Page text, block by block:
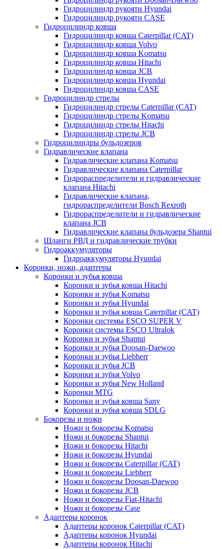
Гидроцилиндр рукояти Hyundai
Гидроцилиндр рукояти CASE
Гидроцилиндр ковша
Гидроцилиндр ковша Caterpillar (CAT)
Гидроцилиндр ковша Volvo
Гидроцилиндр ковша Komatsu
Гидроцилиндр ковша Hitachi
Гидроцилиндр ковша JCB
Гидроцилиндр ковша Hyundai
Гидроцилиндр ковша CASE
Гидроцилиндр стрелы
Гидроцилиндр стрелы Caterpillar (CAT)
Гидроцилиндр стрелы Komatsu
Гидроцилиндр стрелы Hitachi
Гидроцилиндр стрелы JCB
Гидроцилиндры бульдозеров
Гидравлические клапана
Гидравлические клапана Komatsu
Гидравлические клапана Caterpillar
Гидрораспределители и гидравлические
клапана Hitachi
Гидравлические клапана,
гидрораспределители Bosch Rexroth
Гидрораспределители и гидравлические
клапана JCB
Гидравлические клапана бульдозера Shantui
Шланги РВД и гидравлические трубки
Гидроаккумуляторы
Гидроаккумуляторы Hyundai
Коронки, ножи, адаптеры
Коронки и зубья ковша
Коронки и зубья ковша Hitachi
Коронки и зубья Komatsu
Коронки и зубья Hyundai
Коронки и зубья ковша Caterpillar (CAT)
Коронки системы ESCO SUPER V
Коронки системы ESCO Ultralok
Коронки и зубья Shantui
Коронки и зубья Doosan-Daewoo
Коронки и зубья Liebherr
Коронки и зубья JCB
Коронки и зубья Volvo
Коронки и зубья New Holland
Коронки MTG
Коронки и зубья ковша Sany
Коронки и зубья ковша SDLG
Бокорезы и ножи
Ножи и бокорезы Komatsu
Ножи и бокорезы Shantui
Ножи и бокорезы Hitachi
Ножи и бокорезы Hyundai
Ножи и бокорезы Caterpillar (CAT)
Ножи и бокорезы Liebherr
Ножи и бокорезы Doosan-Daewoo
Ножи и бокорезы JCB
Ножи и бокорезы Fiat-Hitachi
Ножи и бокорезы Case
Адаптеры коронок
Адаптеры коронок Caterpillar (CAT)
Адаптеры коронок Hyundai
Адаптеры коронок Hitachi